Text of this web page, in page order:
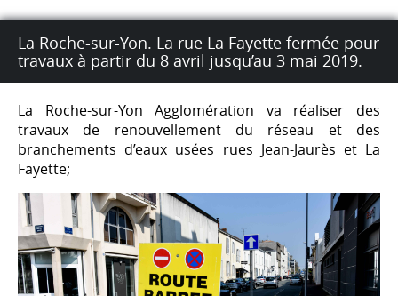
La Roche-sur-Yon. La rue La Fayette fermée pour
travaux à partir du 8 avril jusqu’au 3 mai 2019.
La Roche-sur-Yon Agglomération va réaliser des
travaux de renouvellement du réseau et des
branchements d’eaux usées rues Jean-Jaurès et La
Fayette;